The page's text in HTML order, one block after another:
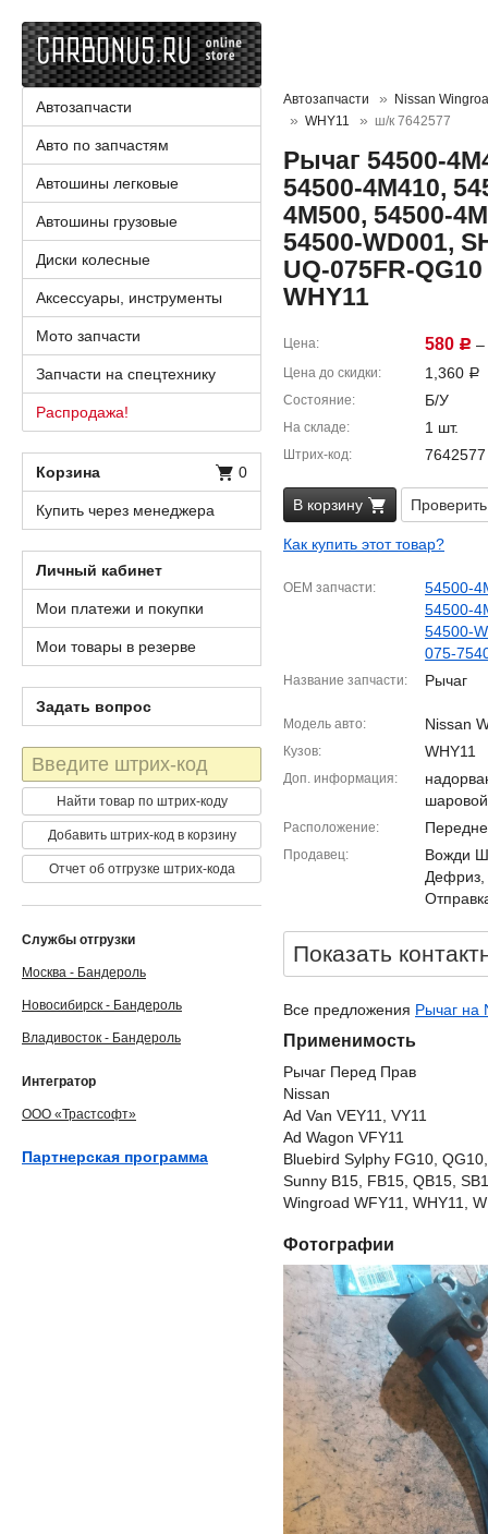
Автозапчасти
Nissan
WHY11
ш/к 7642577
Рычаг 54500-
54500-4M410,
4M500, 54500-
54500-WD001,
UQ-075FR-
WHY11
Цена 580 Р –
Цена до скидки 1,360 Р
Состояние Б/У
На складе 1 шт.
Штрих-код 7642577
В корзину
Как купить этот товар?
OEM запчасти
54500-
54500-
54500-
075-
Название запчасти Рычаг
Модель авто Nissan
Кузов WHY11
Доп. информация
Расположение
Продавец
Вожди
Дефриз,
Показать
Все предложения Рычаг на
Применимость
Рычаг Перед Прав
Nissan
Ad Van VEY11, VY11
Ad Wagon VFY11
Bluebird Sylphy FG10,
Sunny B15, FB15, QB15,
Wingroad WFY11, WHY11,
Фотографии
Автозапчасти
Авто по запчастям
Автошины легковые
Автошины грузовые
Диски колесные
Аксессуары, инструменты
Мото запчасти
Запчасти на спецтехнику
Распродажа!
Корзина 0
Купить через менеджера
Личный кабинет
Мои платежи и покупки
Мои товары в резерве
Задать вопрос
Штрих-
код
Найти товар по штрих-коду
Добавить штрих-код в корзину
Отчет об отгрузке штрих-кода
Службы отгрузки
Москва - Бандероль
Новосибирск - Бандероль
Владивосток - Бандероль
Интегратор
ООО «Трастсофт»
Партнерская программа